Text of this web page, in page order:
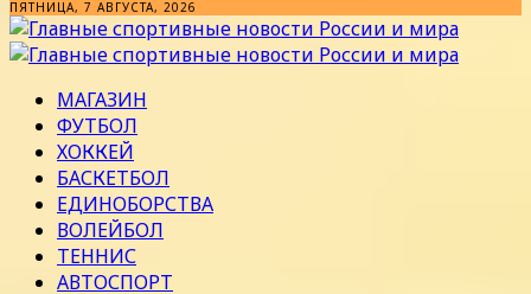
ПЯТНИЦА, 7 АВГУСТА, 2026
МАГАЗИН
ФУТБОЛ
ХОККЕЙ
БАСКЕТБОЛ
ЕДИНОБОРСТВА
ВОЛЕЙБОЛ
ТЕННИС
АВТОСПОРТ